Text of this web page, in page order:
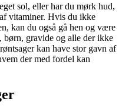
sol, eller har du mørk hud,
vitaminer. Hvis du ikke
kan du også gå hen og være
gravide og alle der ikke
kan have stor gavn af
der med fordel kan